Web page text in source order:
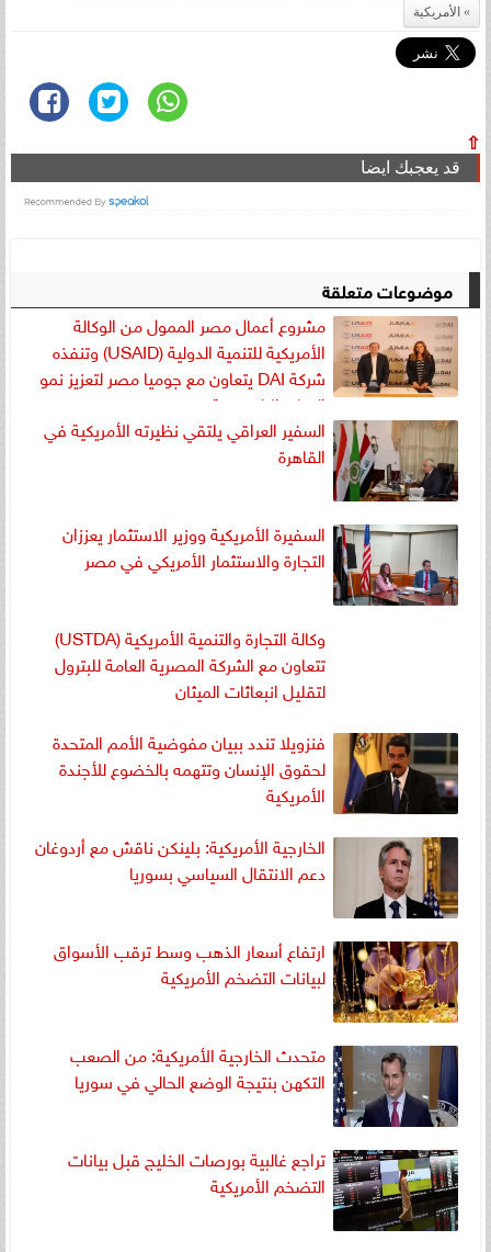
الأمريكية
⇧
قد يعجبك ايضا
موضوعات متعلقة
مشروع أعمال مصر الممول من الوكالة
الأمريكية للتنمية الدولية (USAID) وتنفذه
شركة DAI يتعاون مع جوميا مصر لتعزيز نمو
التجارة الإلكترونية
السفير العراقي يلتقي نظيرته الأمريكية في
القاهرة
السفيرة الأمريكية ووزير الاستثمار يعززان
التجارة والاستثمار الأمريكي في مصر
وكالة التجارة والتنمية الأمريكية (USTDA)
تتعاون مع الشركة المصرية العامة للبترول
لتقليل انبعاثات الميثان
فنزويلا تندد ببيان مفوضية الأمم المتحدة
لحقوق الإنسان وتتهمه بالخضوع للأجندة
الأمريكية
الخارجية الأمريكية: بلينكن ناقش مع أردوغان
دعم الانتقال السياسي بسوريا
ارتفاع أسعار الذهب وسط ترقب الأسواق
لبيانات التضخم الأمريكية
متحدث الخارجية الأمريكية: من الصعب
التكهن بنتيجة الوضع الحالي في سوريا
تراجع غالبية بورصات الخليج قبل بيانات
التضخم الأمريكية